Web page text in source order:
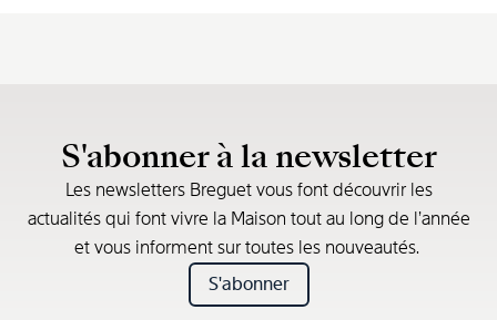
S'abonner à la newsletter
Les newsletters Breguet vous font découvrir les
actualités qui font vivre la Maison tout au long de l’année
et vous informent sur toutes les nouveautés.
S'abonner